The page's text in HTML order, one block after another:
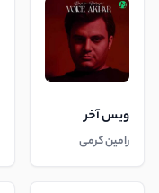
ویس آخر
رامین کرمی